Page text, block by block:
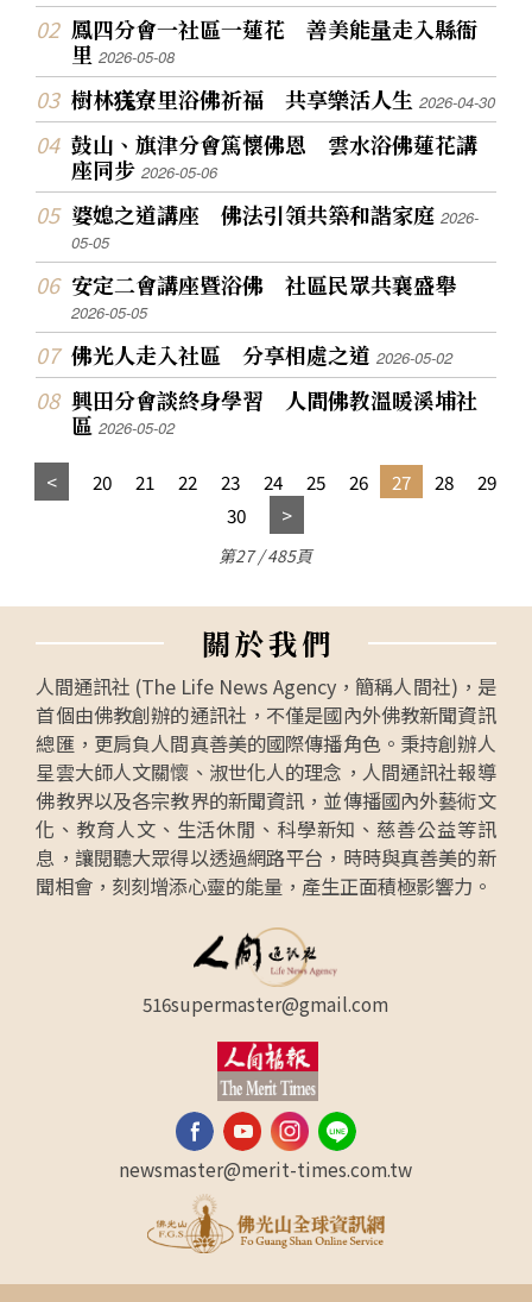
鳳四分會一社區一蓮花 善美能量走入縣衙
里2026-05-08
樹林獇寮里浴佛祈福 共享樂活人生2026-04-30
鼓山、旗津分會篤懷佛恩 雲水浴佛蓮花講
座同步2026-05-06
婆媳之道講座 佛法引領共築和諧家庭2026-
05-05
安定二會講座暨浴佛 社區民眾共襄盛舉
2026-05-05
佛光人走入社區 分享相處之道2026-05-02
興田分會談終身學習 人間佛教溫暖溪埔社
區2026-05-02
20 21 22 23 24 25 26 27 28
29
30
第27 / 485頁
關於我們
人間通訊社 (The Life News Agency，簡稱人間社)，是
首個由佛教創辦的通訊社，不僅是國內外佛教新聞資訊
總匯，更肩負人間真善美的國際傳播角色。秉持創辦人
星雲大師人文關懷、淑世化人的理念，人間通訊社報導
佛教界以及各宗教界的新聞資訊，並傳播國內外藝術文
化、教育人文、生活休閒、科學新知、慈善公益等訊
息，讓閱聽大眾得以透過網路平台，時時與真善美的新
聞相會，刻刻增添心靈的能量，產生正面積極影響力。
516supermaster@gmail.com
newsmaster@merit-times.com.tw